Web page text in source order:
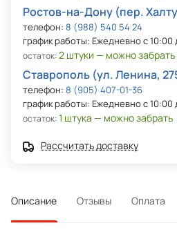
Ростов-на-Дону (пер.
телефон: 8 (988) 540 54 24
график работы: Ежедневно с 10:00
остаток:2 штуки — можно забрать
Ставрополь (ул. Ленина,
телефон: 8 (905) 407-01-36
график работы: Ежедневно с 10:00
остаток:1 штука — можно забрать
Рассчитать доставку
Описание Отзывы Оплата